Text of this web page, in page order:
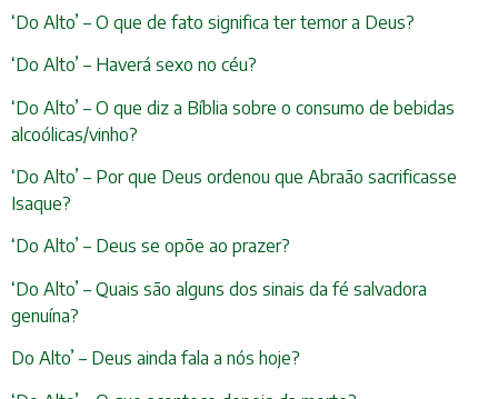
‘Do Alto’ – O que de fato significa ter temor a Deus?
‘Do Alto’ – Haverá sexo no céu?
‘Do Alto’ – O que diz a Bíblia sobre o consumo de bebidas
alcoólicas/vinho?
‘Do Alto’ – Por que Deus ordenou que Abraão sacrificasse
Isaque?
‘Do Alto’ – Deus se opõe ao prazer?
‘Do Alto’ – Quais são alguns dos sinais da fé salvadora
genuína?
Do Alto’ – Deus ainda fala a nós hoje?